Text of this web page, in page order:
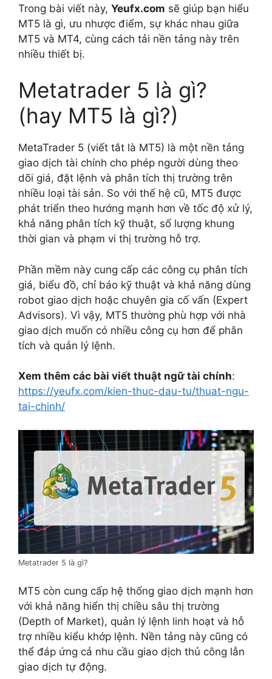
Trong bài viết này, Yeufx.com sẽ giúp bạn hiểu
MT5 là gì, ưu nhược điểm, sự khác nhau giữa
MT5 và MT4, cùng cách tải nền tảng này trên
nhiều thiết bị.
Metatrader 5 là gì?
(hay MT5 là gì?)
MetaTrader 5 (viết tắt là MT5) là một nền tảng
giao dịch tài chính cho phép người dùng theo
dõi giá, đặt lệnh và phân tích thị trường trên
nhiều loại tài sản. So với thế hệ cũ, MT5 được
phát triển theo hướng mạnh hơn về tốc độ xử lý,
khả năng phân tích kỹ thuật, số lượng khung
thời gian và phạm vi thị trường hỗ trợ.
Phần mềm này cung cấp các công cụ phân tích
giá, biểu đồ, chỉ báo kỹ thuật và khả năng dùng
robot giao dịch hoặc chuyên gia cố vấn (Expert
Advisors). Vì vậy, MT5 thường phù hợp với nhà
giao dịch muốn có nhiều công cụ hơn để phân
tích và quản lý lệnh.
Xem thêm các bài viết thuật ngữ tài chính:
https://yeufx.com/kien-thuc-dau-tu/thuat-ngu-
tai-chinh/
Metatrader 5 là gì?
MT5 còn cung cấp hệ thống giao dịch mạnh hơn
với khả năng hiển thị chiều sâu thị trường
(Depth of Market), quản lý lệnh linh hoạt và hỗ
trợ nhiều kiểu khớp lệnh. Nền tảng này cũng có
thể đáp ứng cả nhu cầu giao dịch thủ công lẫn
giao dịch tự động.